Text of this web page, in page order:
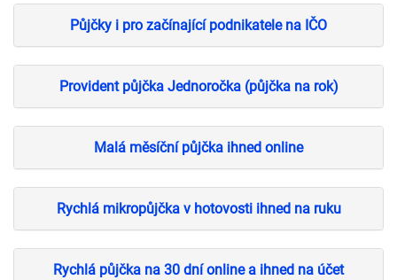
Půjčky i pro začínající podnikatele na IČO
Provident půjčka Jednoročka (půjčka na rok)
Malá měsíční půjčka ihned online
Rychlá mikropůjčka v hotovosti ihned na ruku
Rychlá půjčka na 30 dní online a ihned na účet